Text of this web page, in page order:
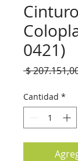
0421)
$
Cantidad *